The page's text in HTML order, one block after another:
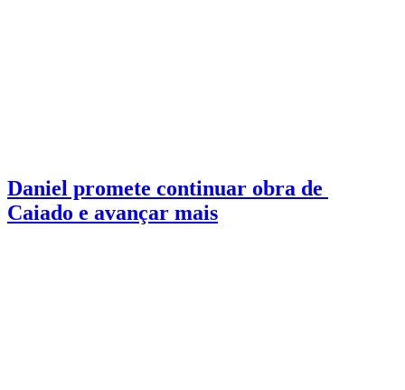
Daniel promete continuar obra de
Caiado e avançar mais